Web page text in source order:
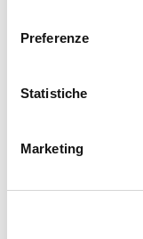
Preferenze
Statistiche
Marketing
MARKET INSIGHT
TECHNOLOGY
TAGS